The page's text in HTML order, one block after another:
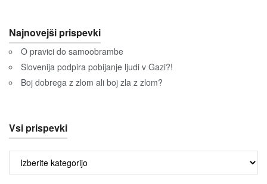
Najnovejši prispevki
O pravici do samoobrambe
Slovenija podpira pobijanje ljudi v Gazi?!
Boj dobrega z zlom ali boj zla z zlom?
Vsi prispevki
prispevki